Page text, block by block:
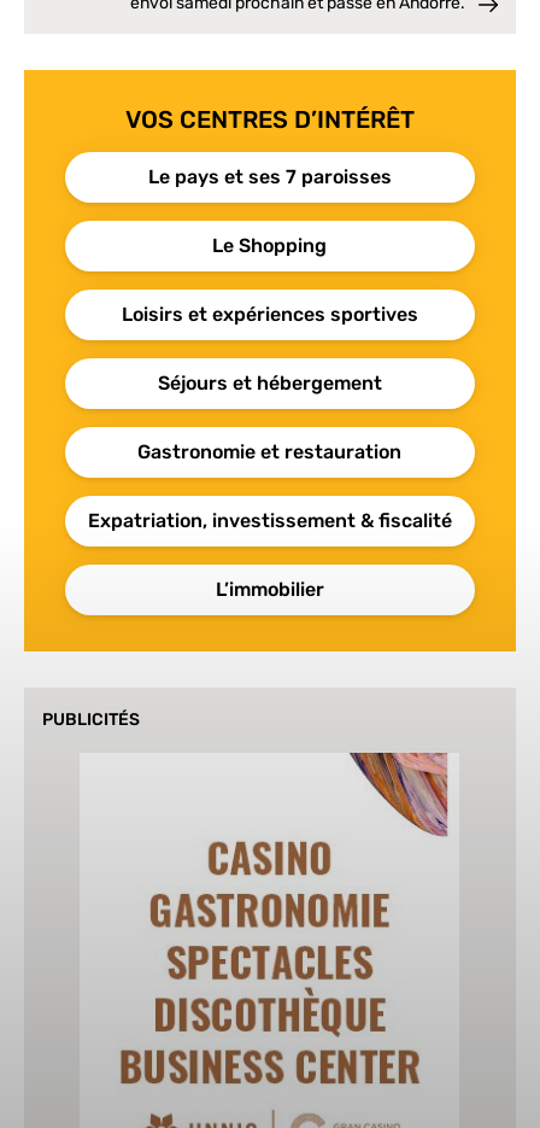
VOS CENTRES D’INTÉRÊT
Le pays et ses 7 paroisses
Le Shopping
Loisirs et expériences sportives
Séjours et hébergement
Gastronomie et restauration
Expatriation, investissement & fiscalité
L’immobilier
PUBLICITÉS